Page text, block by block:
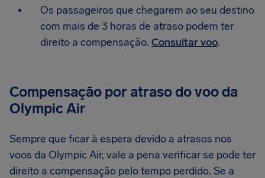
Os passageiros que chegarem ao seu destino
com mais de 3 horas de atraso podem ter
direito a compensação. Consultar voo.
Compensação por atraso do voo da
Olympic Air
Sempre que ficar à espera devido a atrasos nos
voos da Olympic Air, vale a pena verificar se pode ter
direito a compensação pelo tempo perdido. Se a